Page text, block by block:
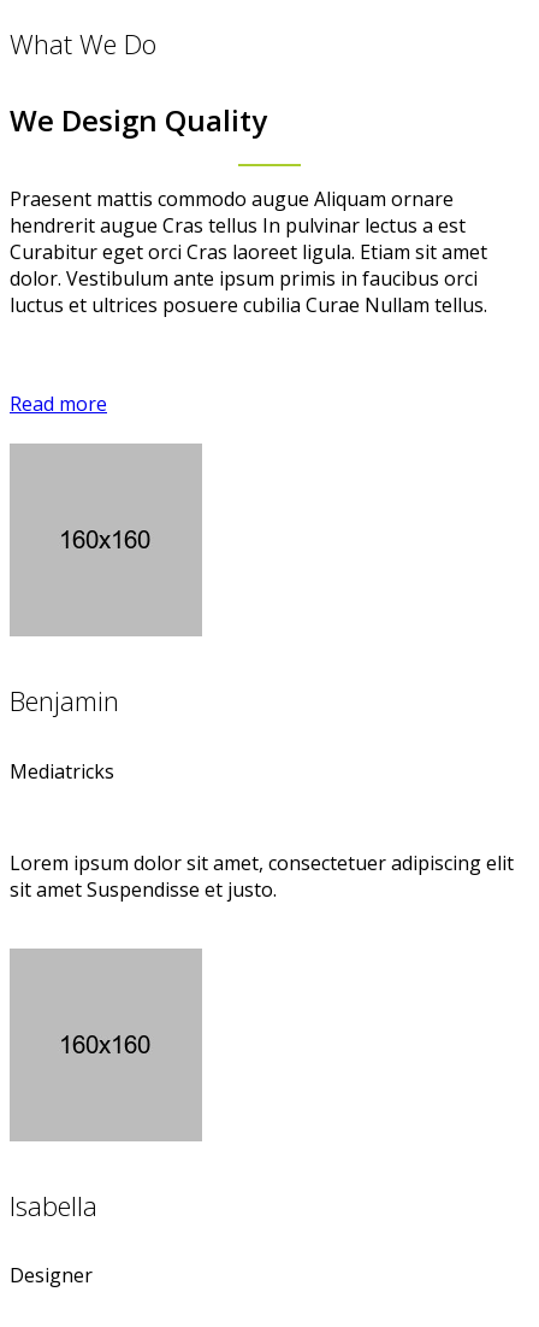
What We Do
We Design Quality
Praesent mattis commodo augue Aliquam ornare
hendrerit augue Cras tellus In pulvinar lectus a est
Curabitur eget orci Cras laoreet ligula. Etiam sit amet
dolor. Vestibulum ante ipsum primis in faucibus orci
luctus et ultrices posuere cubilia Curae Nullam tellus.
Read more
Benjamin
Mediatricks
Lorem ipsum dolor sit amet, consectetuer adipiscing elit
sit amet Suspendisse et justo.
Isabella
Designer